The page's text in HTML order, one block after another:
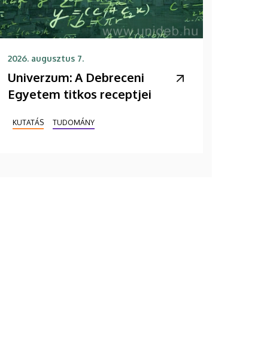
2026. augusztus 7.
Univerzum: A Debreceni
Egyetem titkos receptjei
KUTATÁS TUDOMÁNY